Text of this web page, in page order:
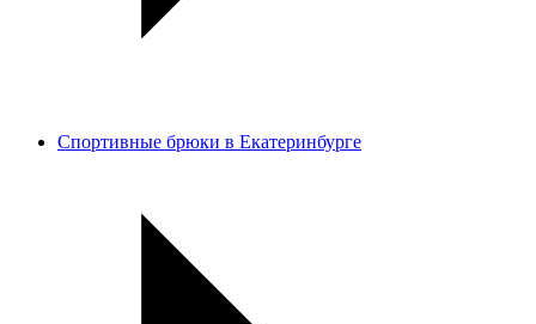
Спортивные брюки в Екатеринбурге